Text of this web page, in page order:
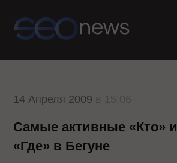
14 Апреля 2009
Самые активные «Кто» и
«Где» в Бегуне